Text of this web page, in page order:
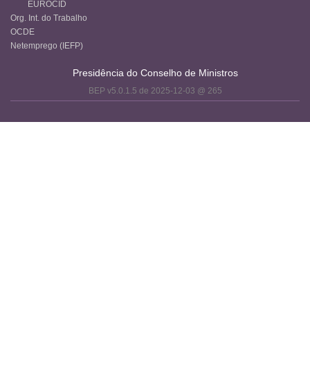
EUROCID
Org. Int. do Trabalho
OCDE
Netemprego (IEFP)
Presidência do Conselho de Ministros
BEP v5.0.1.5 de 2025-12-03 @ 265